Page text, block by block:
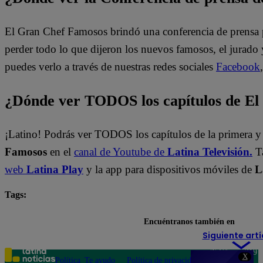
X
El Gran Chef Famosos brindó una conferencia de
perder todo lo que dijeron los nuevos famosos, el jurado
puedes verlo a través de nuestras redes sociales Facebook
¿Dónde ver TODOS los capítulos de
¡Latino! Podrás ver TODOS los capítulos de la primera
Famosos en el canal de Youtube de Latina Televisión.
web Latina Play y la app para dispositivos móviles de
Tags:
Siguiente
Encuéntranos también en
Política Te ayudo Política de privacidad
Teléfono: 219